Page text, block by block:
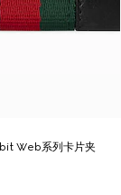
Web系列卡片夹